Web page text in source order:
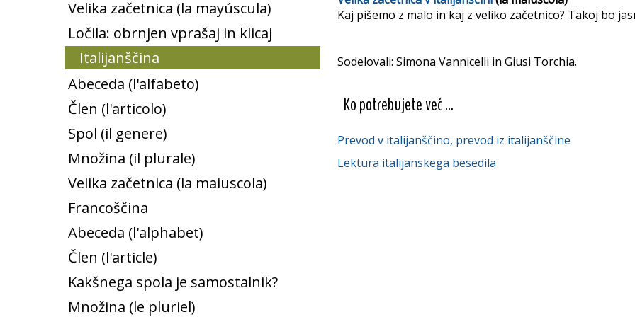
Kaj pišemo z malo in kaj z veliko začetnico? Takoj bo
Sodelovali: Simona Vannicelli in Giusi Torchia.
Ko potrebujete več ...
Prevod v italijanščino, prevod iz italijanščine
Lektura italijanskega besedila
Velika začetnica (la mayúscula)
Ločila: obrnjen vprašaj in klicaj
Italijanščina
Abeceda (l'alfabeto)
Člen (l'articolo)
Spol (il genere)
Množina (il plurale)
Velika začetnica (la maiuscola)
Francoščina
Abeceda (l'alphabet)
Člen (l'article)
Kakšnega spola je samostalnik?
Množina (le pluriel)